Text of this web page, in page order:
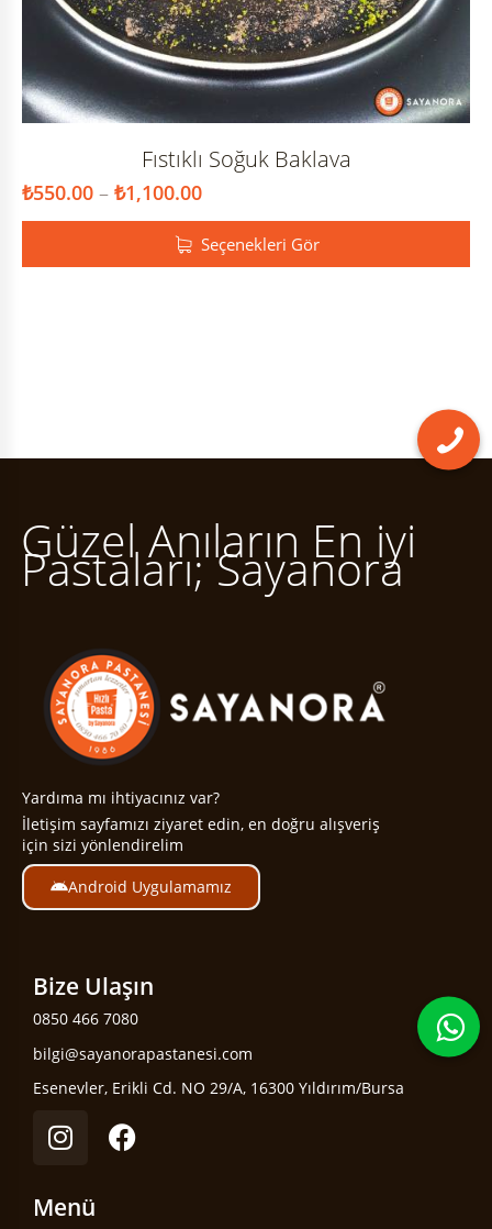
Fıstıklı Soğuk Baklava
₺550.00 – ₺1,100.00
Seçenekleri Gör
Güzel Anıların En iyi
Pastaları; Sayanora
Yardıma mı ihtiyacınız var?
İletişim sayfamızı ziyaret edin, en doğru alışveriş
için sizi yönlendirelim
Android Uygulamamız
Bize Ulaşın
0850 466 7080
bilgi@sayanorapastanesi.com
Esenevler, Erikli Cd. NO 29/A, 16300 Yıldırım/Bursa
Menü